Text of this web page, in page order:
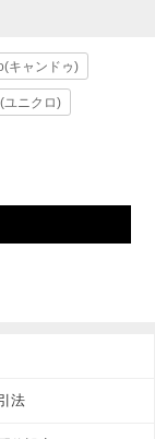
キャンドゥ)
ユニクロ)
法